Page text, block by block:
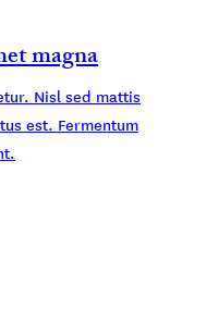
magna
Nisl sed mattis
est. Fermentum